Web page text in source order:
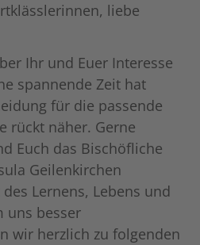
liebe
Ihr und Euer Interesse
spannende Zeit hat
für die passende
rückt näher. Gerne
Euch das Bischöfliche
Geilenkirchen
Lernens, Lebens und
uns besser
wir herzlich zu folgenden